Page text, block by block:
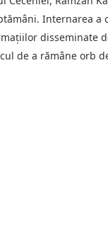
Internarea
disseminate
de a rămâne orb